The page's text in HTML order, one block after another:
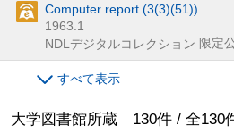
Computer report (3(3)(51))
1963.1
NDLデジタルコレクション 限定
すべて表示
大学図書館所蔵 130件 / 全130